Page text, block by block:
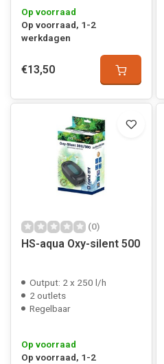
Op voorraad
Op voorraad, 1-2
werkdagen
€13,50
(0)
HS-aqua Oxy-silent 500
Output: 2 x 250 l/h
2 outlets
Regelbaar
Op voorraad
Op voorraad, 1-2